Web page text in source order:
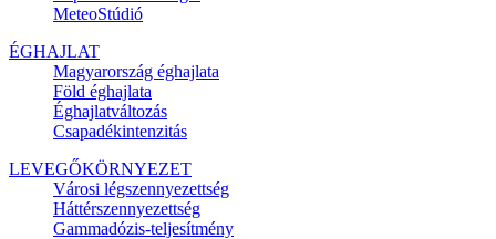
MeteoStúdió
ÉGHAJLAT
Magyarország éghajlata
Föld éghajlata
Éghajlatváltozás
Csapadékintenzitás
LEVEGŐKÖRNYEZET
Városi légszennyezettség
Háttérszennyezettség
Gammadózis-teljesítmény